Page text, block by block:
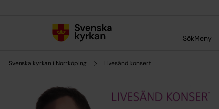
SökMeny
Svenska kyrkan i Norrköping Livesänd konsert